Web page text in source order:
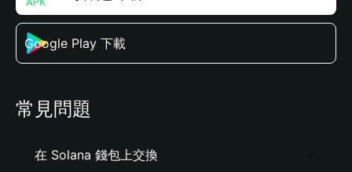
Google Play 下載
常見問題
在 Solana 錢包上交換